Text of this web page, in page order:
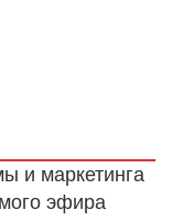
и маркетинга
эфира